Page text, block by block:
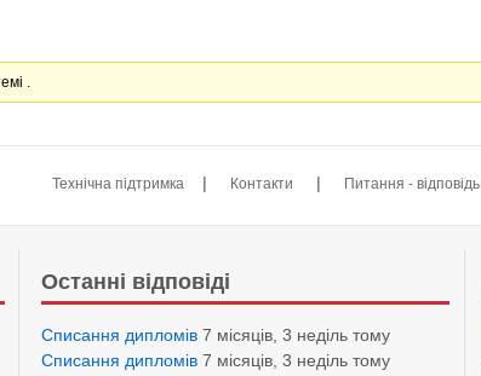
.
Технічна підтримка | Контакти | Питання - відповідь
Останні відповіді
Списання дипломів 7 місяців, 3 неділь тому
Списання дипломів 7 місяців, 3 неділь тому